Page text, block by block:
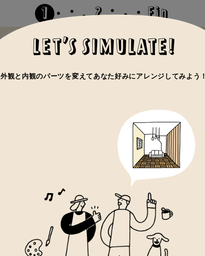
1 2 Fin
LET’S SIMULATE!
外観と内観のパーツを変えてあなた好みにアレンジしてみよう！